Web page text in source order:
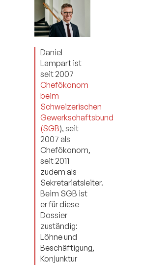
Daniel
Lampart ist
seit 2007
Chefökonom
beim
Schweizerischen
Gewerkschaftsbund
(SGB), seit
2007 als
Chefökonom,
seit 2011
zudem als
Sekretariatsleiter.
Beim SGB ist
er für diese
Dossier
zuständig:
Löhne und
Beschäftigung,
Konjunktur